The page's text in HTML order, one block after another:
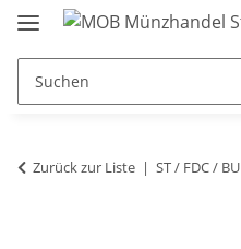
Zurück zur Liste ST / FDC / BU